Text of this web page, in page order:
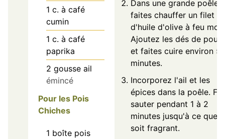
1 c. à café
cumin
1 c. à café
paprika
2 gousse ail
émincé
Pour les Pois
Chiches
1 boîte pois
Dans une grande poêle,
faites chauffer un filet
d'huile d'olive à feu
Ajoutez les dés de
et faites cuire environ 5
minutes.
Incorporez l'ail et les
épices dans la poêle.
sauter pendant 1 à 2
minutes jusqu'à ce que
soit fragrant.